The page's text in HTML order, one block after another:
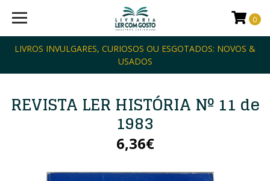
LIVROS INVULGARES, CURIOSOS OU ESGOTADOS: NOVOS &
USADOS
0
REVISTA LER HISTÓRIA Nº 11 de
1983
6,36€